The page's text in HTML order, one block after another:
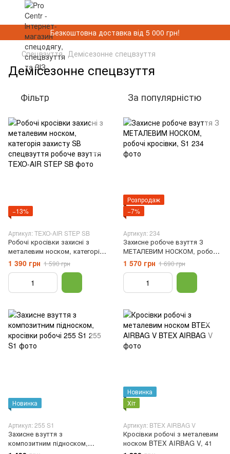
Безкоштовна доставка від 5 000 грн!
Спецвзуття Демісезонне спецвзуття
Демісезонне спецвзуття
Фільтр За популярністю
−13%
Артикул: TEXO-AIR STEP SB
Робочі кросівки захисні з
металевим носком, категорія
захисту SВ спецвзуття робоче
взуття, 40
1 390 грн 1 590 грн
Розпродаж
−7%
Артикул: 234
Захисне робоче взуття З
МЕТАЛЕВИМ НОСКОМ, робочі
кросівки, S1, Сірий, 40
1 570 грн 1 690 грн
Новинка
Артикул: 255 S1
Захисне взуття з
композитним підноском,
Новинка
Хіт
Артикул: BTEX AIRBAG V
Кросівки робочі з металевим
носком BTEX AIRBAG V, 41